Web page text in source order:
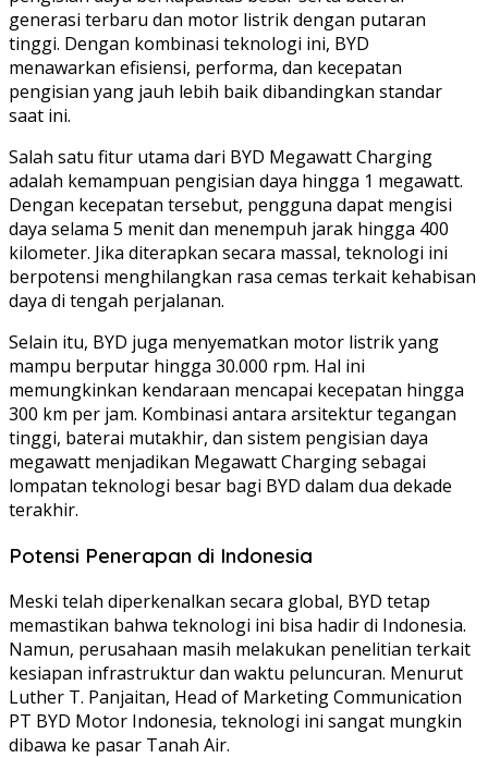
generasi terbaru dan motor listrik dengan putaran
tinggi. Dengan kombinasi teknologi ini, BYD
menawarkan efisiensi, performa, dan kecepatan
pengisian yang jauh lebih baik dibandingkan standar
saat ini.
Salah satu fitur utama dari BYD Megawatt Charging
adalah kemampuan pengisian daya hingga 1 megawatt.
Dengan kecepatan tersebut, pengguna dapat mengisi
daya selama 5 menit dan menempuh jarak hingga 400
kilometer. Jika diterapkan secara massal, teknologi ini
berpotensi menghilangkan rasa cemas terkait kehabisan
daya di tengah perjalanan.
Selain itu, BYD juga menyematkan motor listrik yang
mampu berputar hingga 30.000 rpm. Hal ini
memungkinkan kendaraan mencapai kecepatan hingga
300 km per jam. Kombinasi antara arsitektur tegangan
tinggi, baterai mutakhir, dan sistem pengisian daya
megawatt menjadikan Megawatt Charging sebagai
lompatan teknologi besar bagi BYD dalam dua dekade
terakhir.
Potensi Penerapan di Indonesia
Meski telah diperkenalkan secara global, BYD tetap
memastikan bahwa teknologi ini bisa hadir di Indonesia.
Namun, perusahaan masih melakukan penelitian terkait
kesiapan infrastruktur dan waktu peluncuran. Menurut
Luther T. Panjaitan, Head of Marketing Communication
PT BYD Motor Indonesia, teknologi ini sangat mungkin
dibawa ke pasar Tanah Air.